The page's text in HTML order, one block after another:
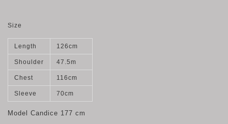
Size
Length 126cm
Shoulder 47.5m
Chest 116cm
Sleeve 70cm
Model Candice 177 cm